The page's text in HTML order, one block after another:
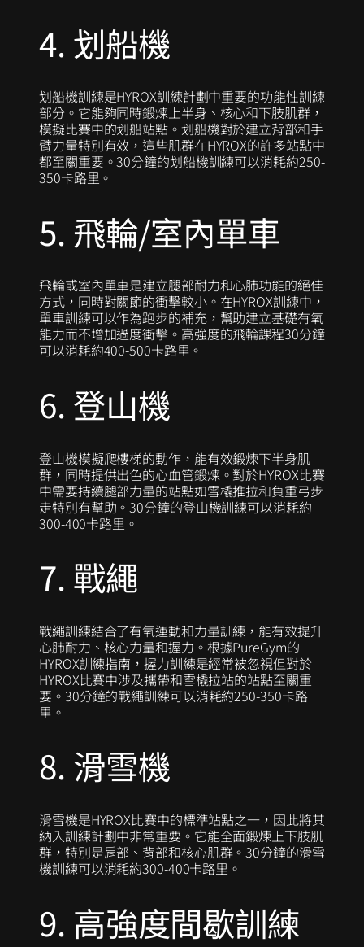
4. 划船機
划船機訓練是HYROX訓練計劃中重要的功能性訓練
部分。它能夠同時鍛煉上半身、核心和下肢肌群，
模擬比賽中的划船站點。划船機對於建立背部和手
臂力量特別有效，這些肌群在HYROX的許多站點中
都至關重要。30分鐘的划船機訓練可以消耗約250-
350卡路里。
5. 飛輪/室內單車
飛輪或室內單車是建立腿部耐力和心肺功能的絕佳
方式，同時對關節的衝擊較小。在HYROX訓練中，
單車訓練可以作為跑步的補充，幫助建立基礎有氧
能力而不增加過度衝擊。高強度的飛輪課程30分鐘
可以消耗約400-500卡路里。
6. 登山機
登山機模擬爬樓梯的動作，能有效鍛煉下半身肌
群，同時提供出色的心血管鍛煉。對於HYROX比賽
中需要持續腿部力量的站點如雪橇推拉和負重弓步
走特別有幫助。30分鐘的登山機訓練可以消耗約
300-400卡路里。
7. 戰繩
戰繩訓練結合了有氧運動和力量訓練，能有效提升
心肺耐力、核心力量和握力。根據PureGym的
HYROX訓練指南，握力訓練是經常被忽視但對於
HYROX比賽中涉及攜帶和雪橇拉站的站點至關重
要。30分鐘的戰繩訓練可以消耗約250-350卡路
里。
8. 滑雪機
滑雪機是HYROX比賽中的標準站點之一，因此將其
納入訓練計劃中非常重要。它能全面鍛煉上下肢肌
群，特別是肩部、背部和核心肌群。30分鐘的滑雪
機訓練可以消耗約300-400卡路里。
9. 高強度間歇訓練